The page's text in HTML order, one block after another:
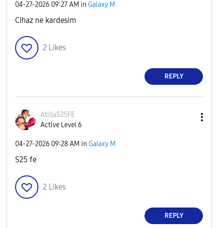
‎04-27-2026 09:27 AM in Galaxy M
Cihaz ne kardesim
2 Likes
REPLY
AtillaS25FE
Active Level 6
‎04-27-2026 09:28 AM in Galaxy M
S25 fe
2 Likes
REPLY